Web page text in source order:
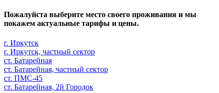
Пожалуйста выберите место своего проживания и мы
покажем актуальные тарифы и цены.
г. Иркутск
г. Иркутск, частный сектор
ст. Батарейная
ст. Батарейная, частный сектор
ст. ПМС-45
ст. Батарейная, 2й Городок